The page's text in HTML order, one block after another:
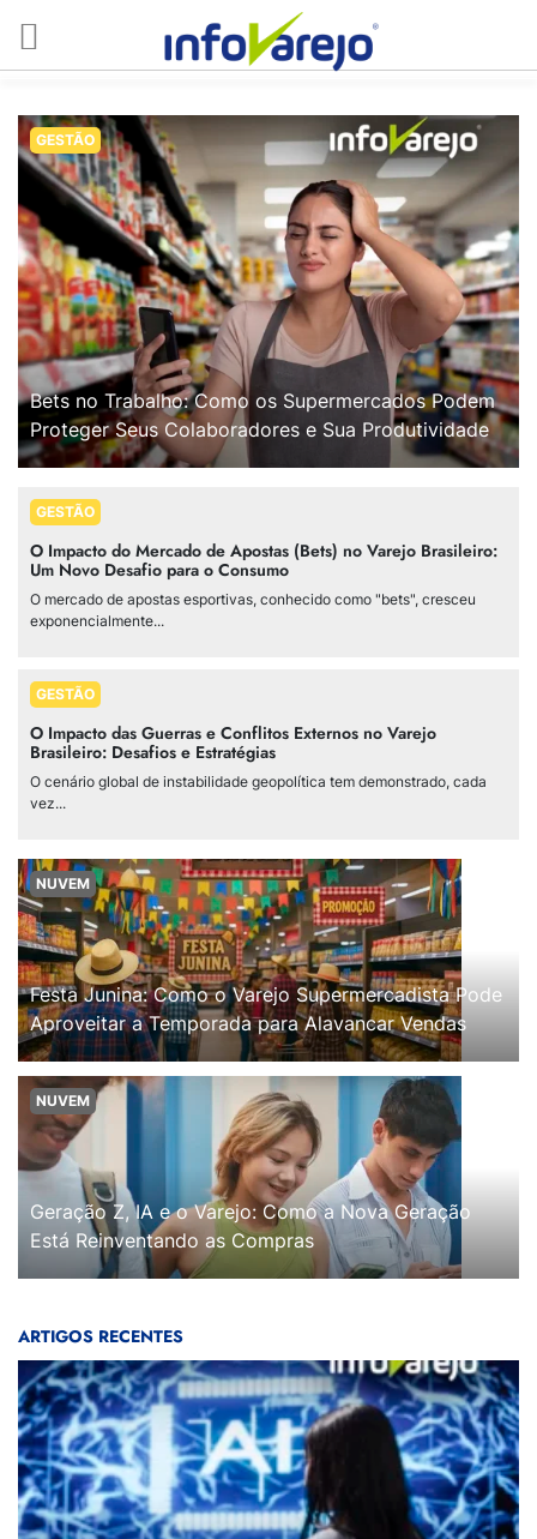
GESTÃO
Bets no Trabalho: Como os Supermercados Podem
Proteger Seus Colaboradores e Sua Produtividade
GESTÃO
O Impacto do Mercado de Apostas (Bets) no Varejo Brasileiro:
Um Novo Desafio para o Consumo
O mercado de apostas esportivas, conhecido como "bets", cresceu
exponencialmente...
GESTÃO
O Impacto das Guerras e Conflitos Externos no Varejo
Brasileiro: Desafios e Estratégias
O cenário global de instabilidade geopolítica tem demonstrado, cada
vez...
NUVEM
Festa Junina: Como o Varejo Supermercadista Pode
Aproveitar a Temporada para Alavancar Vendas
NUVEM
Geração Z, IA e o Varejo: Como a Nova Geração
Está Reinventando as Compras
ARTIGOS RECENTES